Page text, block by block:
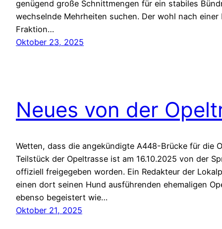
genügend große Schnittmengen für ein stabiles
wechselnde Mehrheiten suchen. Der wohl nach
Fraktion…
Oktober 23, 2025
Neues von der
Wetten, dass die angekündigte A448-Brücke für die
Teilstück der Opeltrasse ist am 16.10.2025 von der
offiziell freigegeben worden. Ein Redakteur der
einen dort seinen Hund ausführenden ehemaligen
ebenso begeistert wie…
Oktober 21, 2025